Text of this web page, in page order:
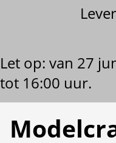
Let op: van 27
tot 16:00 uur.